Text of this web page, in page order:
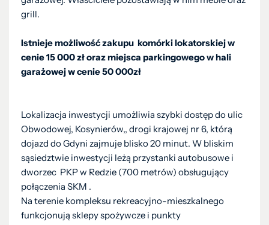
grill.
Istnieje możliwość zakupu komórki lokatorskiej w
cenie 15 000 zł oraz miejsca parkingowego w hali
garażowej w cenie 50 000zł
Lokalizacja inwestycji umożliwia szybki dostęp do ulic
Obwodowej, Kosynierów,, drogi krajowej nr 6, którą
dojazd do Gdyni zajmuje blisko 20 minut. W bliskim
sąsiedztwie inwestycji leżą przystanki autobusowe i
dworzec PKP w Redzie (700 metrów) obsługujący
połączenia SKM .
Na terenie kompleksu rekreacyjno-mieszkalnego
funkcjonują sklepy spożywcze i punkty